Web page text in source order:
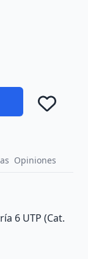
Opiniones
6 UTP (Cat.